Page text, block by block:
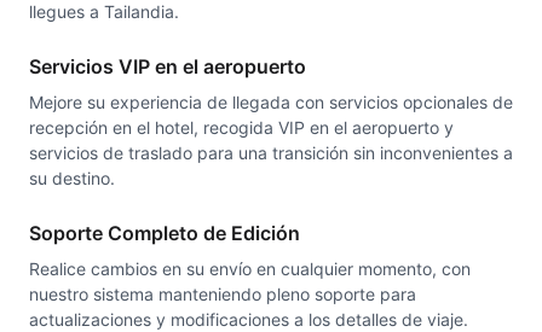
llegues a Tailandia.
Servicios VIP en el aeropuerto
Mejore su experiencia de llegada con servicios opcionales de
recepción en el hotel, recogida VIP en el aeropuerto y
servicios de traslado para una transición sin inconvenientes a
su destino.
Soporte Completo de Edición
Realice cambios en su envío en cualquier momento, con
nuestro sistema manteniendo pleno soporte para
actualizaciones y modificaciones a los detalles de viaje.